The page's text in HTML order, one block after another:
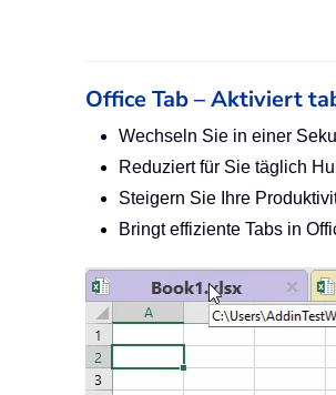
Office Tab – Aktiviert
Wechseln Sie in einer
Reduziert für Sie täglich
Steigern Sie Ihre
Bringt effiziente Tabs in